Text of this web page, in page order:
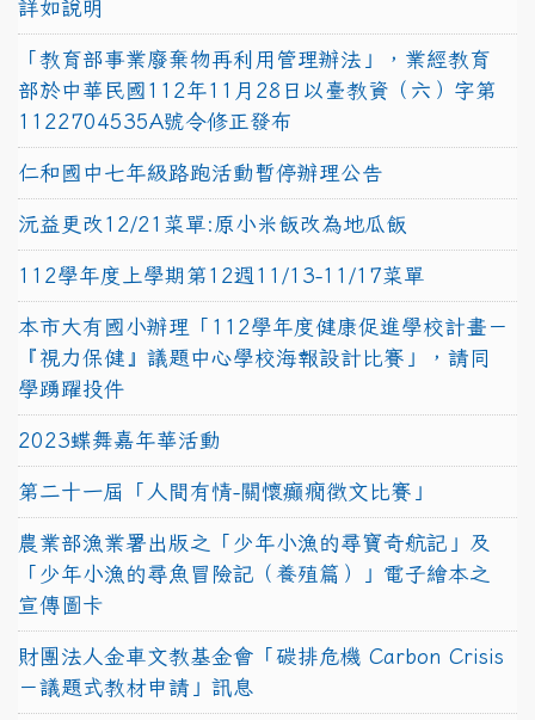
詳如說明
「教育部事業廢棄物再利用管理辦法」，業經教育
部於中華民國112年11月28日以臺教資（六）字第
1122704535A號令修正發布
仁和國中七年級路跑活動暫停辦理公告
沅益更改12/21菜單:原小米飯改為地瓜飯
112學年度上學期第12週11/13-11/17菜單
本市大有國小辦理「112學年度健康促進學校計畫－
『視力保健』議題中心學校海報設計比賽」，請同
學踴躍投件
2023蝶舞嘉年華活動
第二十一屆「人間有情-關懷癲癇徵文比賽」
農業部漁業署出版之「少年小漁的尋寶奇航記」及
「少年小漁的尋魚冒險記（養殖篇）」電子繪本之
宣傳圖卡
財團法人金車文教基金會「碳排危機 Carbon Crisis
－議題式教材申請」訊息